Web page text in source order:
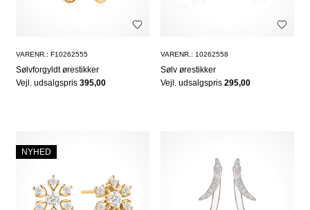
VARENR.: F10262555
Sølvforgyldt ørestikker
Vejl. udsalgspris 395,00
VARENR.: 10262558
Sølv ørestikker
Vejl. udsalgspris295,00
NYHED